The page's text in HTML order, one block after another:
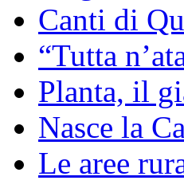
Canti di
“Tutta
Planta, il
Nasce la
Le aree